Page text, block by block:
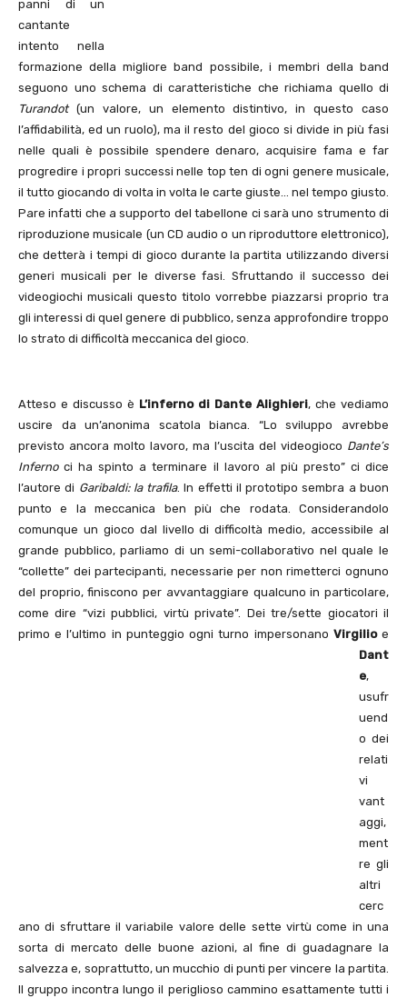
panni di un
cantante
intento nella
formazione della migliore band possibile, i membri della band
seguono uno schema di caratteristiche che richiama quello di
Turandot(un valore, un elemento distintivo, in questo caso
l’affidabilità, ed un ruolo), ma il resto del gioco si divide in più fasi
nelle quali è possibile spendere denaro, acquisire fama e far
progredire i propri successi nelle top ten di ogni genere musicale,
il tutto giocando di volta in volta le carte giuste… nel tempo giusto.
Pare infatti che a supporto del tabellone ci sarà uno strumento di
riproduzione musicale (un CD audio o un riproduttore elettronico),
che detterà i tempi di gioco durante la partita utilizzando diversi
generi musicali per le diverse fasi. Sfruttando il successo dei
videogiochi musicali questo titolo vorrebbe piazzarsi proprio tra
gli interessi di quel genere di pubblico, senza approfondire troppo
lo strato di difficoltà meccanica del gioco.
Atteso e discusso è L’inferno di Dante Alighieri, che vediamo
uscire da un’anonima scatola bianca. “Lo sviluppo avrebbe
previsto ancora molto lavoro, ma l’uscita del videogioco Dante’s
Infernoci ha spinto a terminare il lavoro al più presto” ci dice
l’autore di Garibaldi: la trafila. In effetti il prototipo sembra a buon
punto e la meccanica ben più che rodata. Considerandolo
comunque un gioco dal livello di difficoltà medio, accessibile al
grande pubblico, parliamo di un semi-collaborativo nel quale le
“collette” dei partecipanti, necessarie per non rimetterci ognuno
del proprio, finiscono per avvantaggiare qualcuno in particolare,
come dire “vizi pubblici, virtù private”. Dei tre/sette giocatori il
primo e l’ultimo in punteggio ogni turno impersonano Virgilioe
Dant
e,
usufr
uend
o dei
relati
vi
vant
aggi,
ment
re gli
altri
cerc
ano di sfruttare il variabile valore delle sette virtù come in una
sorta di mercato delle buone azioni, al fine di guadagnare la
salvezza e, soprattutto, un mucchio di punti per vincere la partita.
Il gruppo incontra lungo il periglioso cammino esattamente tutti i